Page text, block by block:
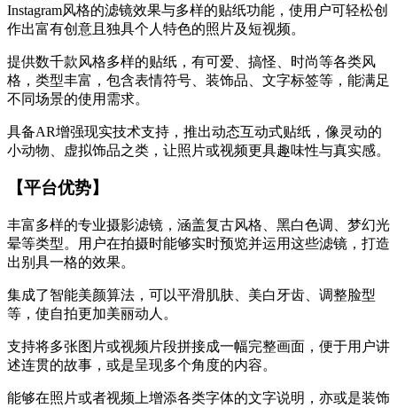
Instagram风格的滤镜效果与多样的贴纸功能，使用户可轻松创
作出富有创意且独具个人特色的照片及短视频。
提供数千款风格多样的贴纸，有可爱、搞怪、时尚等各类风
格，类型丰富，包含表情符号、装饰品、文字标签等，能满足
不同场景的使用需求。
具备AR增强现实技术支持，推出动态互动式贴纸，像灵动的
小动物、虚拟饰品之类，让照片或视频更具趣味性与真实感。
【平台优势】
丰富多样的专业摄影滤镜，涵盖复古风格、黑白色调、梦幻光
晕等类型。用户在拍摄时能够实时预览并运用这些滤镜，打造
出别具一格的效果。
集成了智能美颜算法，可以平滑肌肤、美白牙齿、调整脸型
等，使自拍更加美丽动人。
支持将多张图片或视频片段拼接成一幅完整画面，便于用户讲
述连贯的故事，或是呈现多个角度的内容。
能够在照片或者视频上增添各类字体的文字说明，亦或是装饰